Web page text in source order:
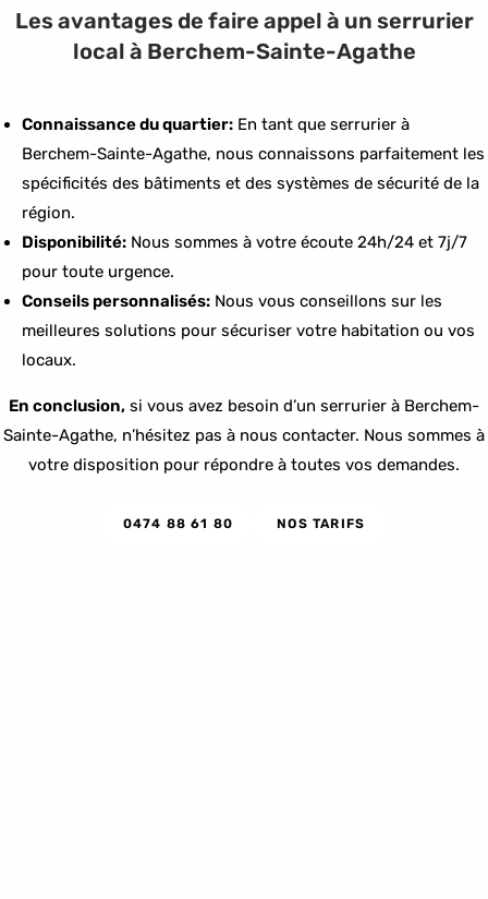
Les avantages de faire appel à un serrurier
local à Berchem-Sainte-Agathe
Connaissance du quartier: En tant que serrurier à
Berchem-Sainte-Agathe, nous connaissons parfaitement les
spécificités des bâtiments et des systèmes de sécurité de la
région.
Disponibilité: Nous sommes à votre écoute 24h/24 et 7j/7
pour toute urgence.
Conseils personnalisés: Nous vous conseillons sur les
meilleures solutions pour sécuriser votre habitation ou vos
locaux.
En conclusion, si vous avez besoin d’un serrurier à Berchem-
Sainte-Agathe, n’hésitez pas à nous contacter. Nous sommes à
votre disposition pour répondre à toutes vos demandes.
0474 88 61 80 NOS TARIFS